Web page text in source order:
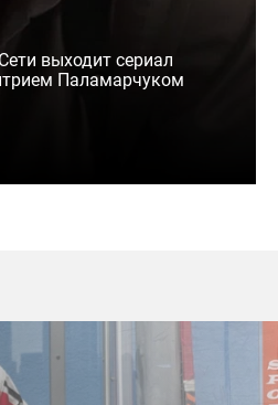
выходит сериал
Паламарчуком